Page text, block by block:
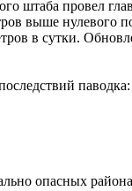
штаба провел
выше нулевого
в сутки.
паводка:
опасных